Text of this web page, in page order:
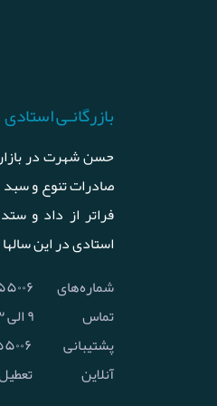
بازرگانـی استادی
حسن شهرت در
صادرات تنوع و
فراتر از داد و
استادی در این
شماره‌های
تماس
۹ الی ۱۳)
پشتیبانی
آنلاین